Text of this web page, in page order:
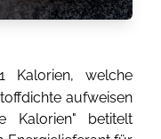
Kalorien, welche
aufweisen
Kalorien" betitelt